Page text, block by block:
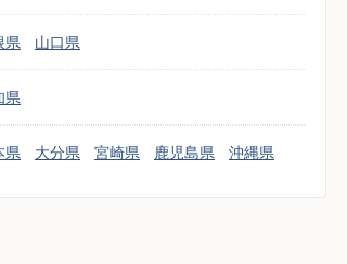
県 山口県
県
県 大分県 宮崎県 鹿児島県 沖縄県